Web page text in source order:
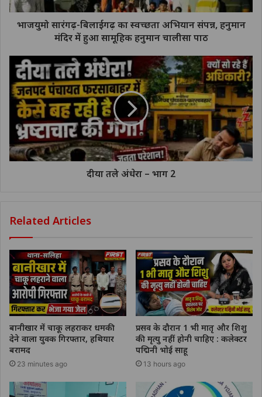
भाजयुमो सारंगढ़-बिलाईगढ़ का स्वच्छता अभियान संपन्न, हनुमान
मंदिर में हुआ सामूहिक हनुमान चालीसा पाठ
दीया तले अंधेरा – भाग 2
Related Articles
बानीखार में चाकू लहराकर धमकी
देने वाला युवक गिरफ्तार, हथियार
बरामद
23 minutes ago
प्रसव के दौरान 1 भी मातृ और शिशु
की मृत्यु नहीं होनी चाहिए : कलेक्टर
पद्मिनी भोई साहू
13 hours ago